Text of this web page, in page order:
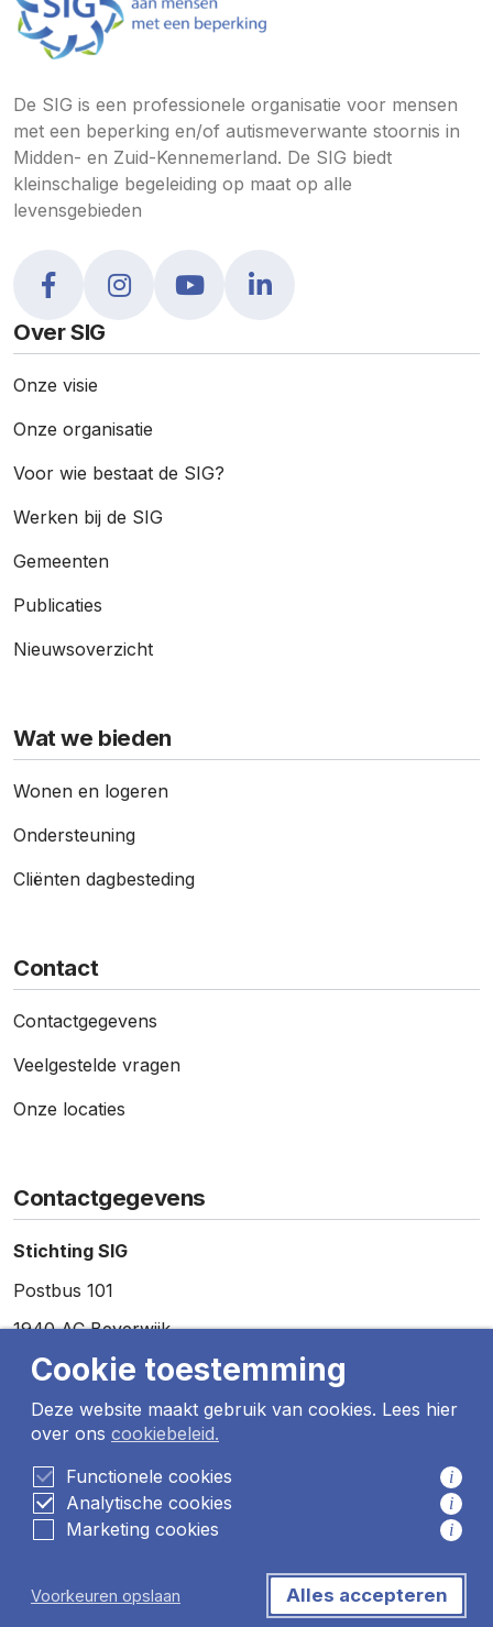
De SIG is een professionele organisatie voor mensen
met een beperking en/of autismeverwante stoornis in
Midden- en Zuid-Kennemerland. De SIG biedt
kleinschalige begeleiding op maat op alle
levensgebieden
Over SIG
Onze visie
Onze organisatie
Voor wie bestaat de SIG?
Werken bij de SIG
Gemeenten
Publicaties
Nieuws­overzicht
Wat we bieden
Wonen en logeren
Ondersteuning
Cliënten dagbesteding
Contact
Contact­gegevens
Veelgestelde vragen
Onze locaties
Contactgegevens
Stichting SIG
Postbus 101
1940 AC Beverwijk
Telefoon:0251 – 257 857
E-mail: info@sig.nu
De SIG heeft sinds 2007 het kwaliteits-certificaat HKZ
Gehandicapten-zorg.
Lees meer informatie over het keurmerk.
Cookie toestemming
Deze website maakt gebruik van cookies. Lees hier
over ons cookiebeleid.
Functionele cookies
i
Analytische cookies i
Marketing cookies i
Voorkeuren opslaan Alles accepteren